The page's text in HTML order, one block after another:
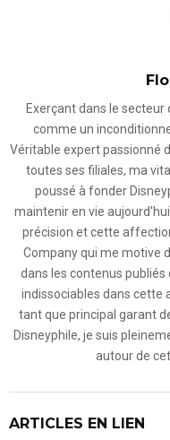
Exerçant dans le secteur
comme un
Véritable expert passionné
toutes ses filiales, ma
poussé à fonder
maintenir en vie
précision et cette
Company qui me motive
dans les contenus
indissociables dans cette
tant que principal garant
Disneyphile, je suis
autour de
ARTICLES EN LIEN